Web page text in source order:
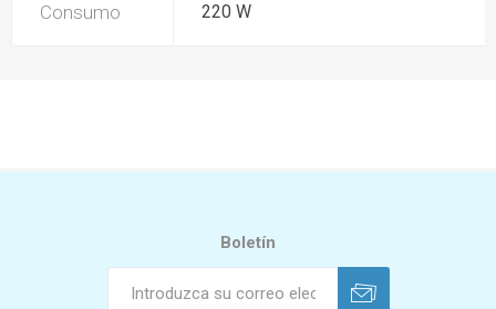
Consumo 220 W
Boletín